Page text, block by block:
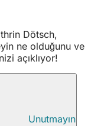
Dötsch,
ne olduğunu ve
açıklıyor!
Unutmayın